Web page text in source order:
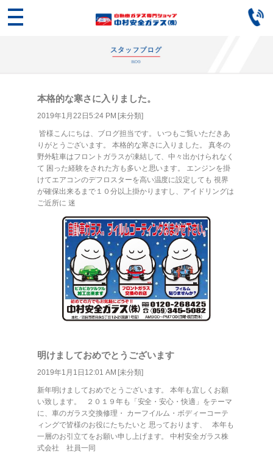
本格的な寒さに入りました。
2019年1月22日5:24 PM [未分類]
皆様こんにちは、ブログ担当です。 いつもご覧いただきあ
りがとうございます。 本格的な寒さに入りました。 真冬の
野外駐車はフロントガラスが凍結して、中々出かけられなく
て 困った経験をされた方も多いと思います。 エンジンを掛
けてエアコンのデフロスターを高い温度に設定しても 視界
が確保出来るまで１０分以上掛かりますし、アイドリングは
ご近所に 迷
明けましておめでとうございます
2019年1月1日12:01 AM [未分類]
新年明けましておめでとうございます。 本年も宜しくお願
い致します。 ２０１９年も「安全・安心・快適」をテーマ
に、車のガラス交換修理・ カーフイルム・ボディーコーテ
ィングで皆様のお役にたちたいと 思っております、 本年も
一層のお引立てをお願い申し上げます。 中村安全ガラス株
式会社 社員一同